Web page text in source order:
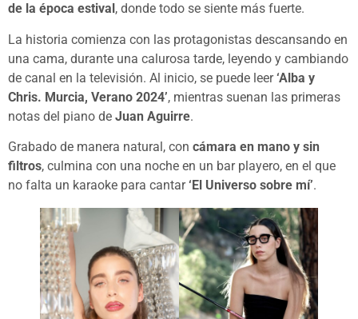
de la época estival , donde todo se siente más fuerte.
La historia comienza con las protagonistas descansando en
una cama, durante una calurosa tarde, leyendo y cambiando
de canal en la televisión. Al inicio, se puede leer‘Alba y
Chris. Murcia, Verano 2024’, mientras suenan las primeras
notas del piano de Juan Aguirre.
Grabado de manera natural, con cámara en mano y sin
filtros, culmina con una noche en un bar playero, en el que
no falta un karaoke para cantar‘El Universo sobre mí’.